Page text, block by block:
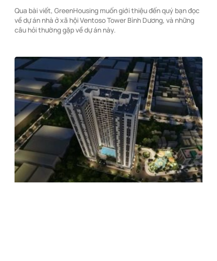
Qua bài viết, GreenHousing muốn giới thiệu đến quý bạn đọc
về dự án nhà ở xã hội Ventoso Tower Bình Dương, và những
câu hỏi thường gặp về dự án này.